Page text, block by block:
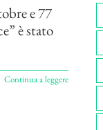
e 77
è stato
Continua a leggere